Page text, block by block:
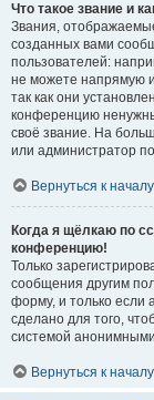
Что такое звание и
Звания,
созданных вами
пользователей:
не можете напрямую
так как они
конференцию
своё звание. На
или администратор
Вернуться к началу
Когда я щёлкаю по
конференцию!
Только
сообщения другим
форму, и только если
сделано для того,
системой
Вернуться к началу